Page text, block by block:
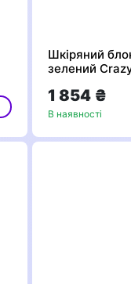
Шкіряний
зелений
1 854 ₴
В наявності